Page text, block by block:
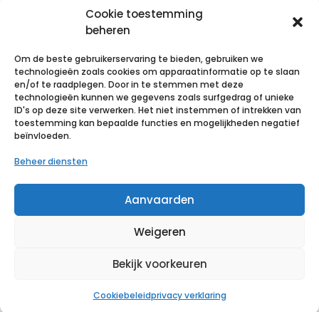
Cookie toestemming
beheren
Om de beste gebruikerservaring te bieden, gebruiken we
technologieën zoals cookies om apparaatinformatie op te slaan
en/of te raadplegen. Door in te stemmen met deze
technologieën kunnen we gegevens zoals surfgedrag of unieke
ID's op deze site verwerken. Het niet instemmen of intrekken van
toestemming kan bepaalde functies en mogelijkheden negatief
beïnvloeden.
Beheer diensten
Aanvaarden
Weigeren
Bekijk voorkeuren
Cookiebeleidprivacy verklaring
VALAPROTECT
basic 80x175cm
4×25 p/s
Voeg toe aan verlanglijst
MoliCare Pr
Fixpnt longl XL
Voeg toe aan verlanglijst